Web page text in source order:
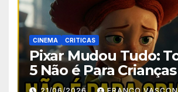
CINEMA CRITICAS
Pixar Mudou Tudo:
5 Não é Para Crianças